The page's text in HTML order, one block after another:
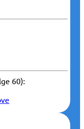
60):